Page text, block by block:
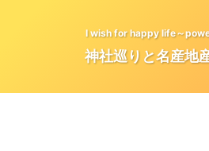
I wish for happy life～
神社巡りと名産地